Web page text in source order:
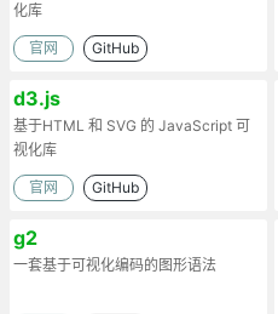
化库
官网 GitHub
d3.js
基于HTML 和 SVG 的 JavaScript 可
视化库
官网 GitHub
g2
一套基于可视化编码的图形语法